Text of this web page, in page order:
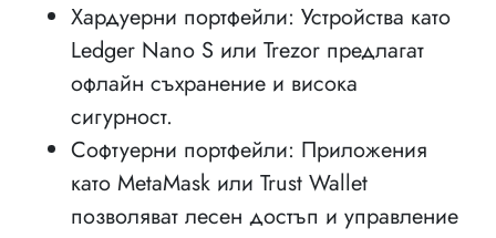
Хардуерни портфейли: Устройства като
Ledger Nano S или Trezor предлагат
офлайн съхранение и висока
сигурност.
Софтуерни портфейли: Приложения
като MetaMask или Trust Wallet
позволяват лесен достъп и управление